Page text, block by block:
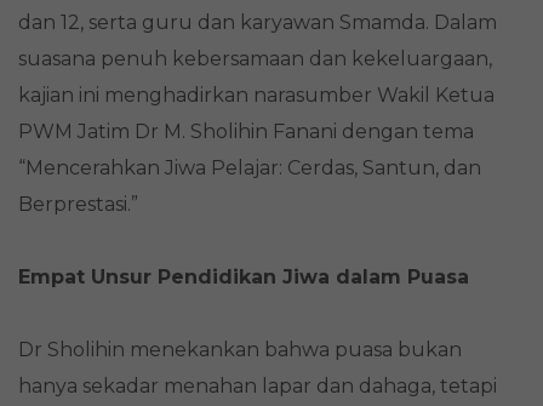
dan 12, serta guru dan karyawan Smamda. Dalam
suasana penuh kebersamaan dan kekeluargaan,
kajian ini menghadirkan narasumber Wakil Ketua
PWM Jatim Dr M. Sholihin Fanani dengan tema
“Mencerahkan Jiwa Pelajar: Cerdas, Santun, dan
Berprestasi.”
Empat Unsur Pendidikan Jiwa dalam Puasa
Dr Sholihin menekankan bahwa puasa bukan
hanya sekadar menahan lapar dan dahaga, tetapi